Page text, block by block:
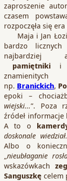
zaproszenie
czasem
rozpoczęła się era
Maja i Jan
bardzo licznych
pamiętniki
np. Branickich,
epoki –
wiejski…”. Poza
źródeł
A to o
doskonale
Albo o
nieubłaganie
wskazówkach
Sanguszkę celem